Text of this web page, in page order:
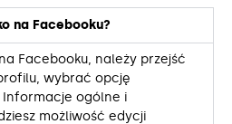
na Facebooku?
Facebooku, należy przejść
wybrać opcję
ogólne i
możliwość edycji